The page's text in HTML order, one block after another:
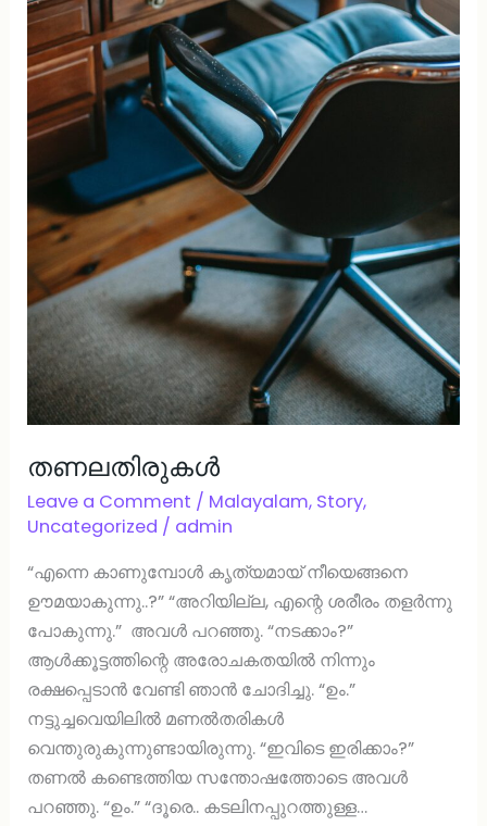
തണലതിരുകള്‍
Leave a Comment / Malayalam, Story,
Uncategorized / admin
“എന്നെ കാണുമ്പോള്‍ കൃത്യമായ് നീയെങ്ങനെ
ഊമയാകുന്നു..?” “അറിയില്ല, എന്റെ ശരീരം തളര്‍ന്നു
പോകുന്നു.” അവള്‍ പറഞ്ഞു. “നടക്കാം?”
ആള്‍ക്കൂട്ടത്തിന്റെ അരോചകതയില്‍ നിന്നും
രക്ഷപ്പെടാന്‍ വേണ്ടി ഞാന്‍ ചോദിച്ചു. “ഉം.”
നട്ടുച്ചവെയിലില്‍ മണല്‍തരികള്‍
വെന്തുരുകുന്നുണ്ടായിരുന്നു. “ഇവിടെ ഇരിക്കാം?”
തണല്‍ കണ്ടെത്തിയ സന്തോഷത്തോടെ അവള്‍
പറഞ്ഞു. “ഉം.” “ദൂരെ.. കടലിനപ്പുറത്തുള്ള…